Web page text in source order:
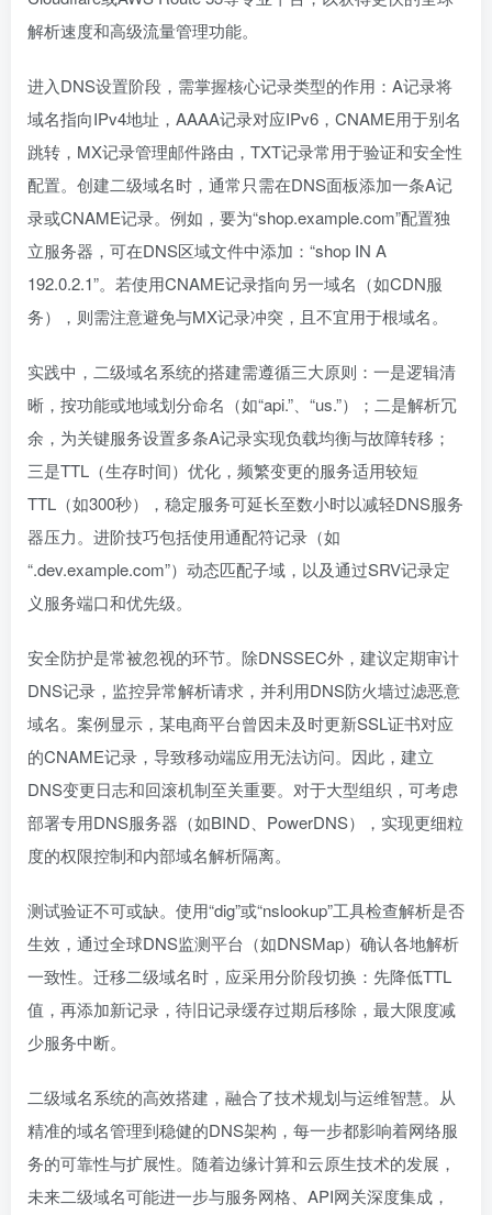
解析速度和高级流量管理功能。
进入DNS设置阶段，需掌握核心记录类型的作用：A记录将
域名指向IPv4地址，AAAA记录对应IPv6，CNAME用于别名
跳转，MX记录管理邮件路由，TXT记录常用于验证和安全性
配置。创建二级域名时，通常只需在DNS面板添加一条A记
录或CNAME记录。例如，要为“shop.example.com”配置独
立服务器，可在DNS区域文件中添加：“shop IN A
192.0.2.1”。若使用CNAME记录指向另一域名（如CDN服
务），则需注意避免与MX记录冲突，且不宜用于根域名。
实践中，二级域名系统的搭建需遵循三大原则：一是逻辑清
晰，按功能或地域划分命名（如“api.”、“us.”）；二是解析冗
余，为关键服务设置多条A记录实现负载均衡与故障转移；
三是TTL（生存时间）优化，频繁变更的服务适用较短
TTL（如300秒），稳定服务可延长至数小时以减轻DNS服务
器压力。进阶技巧包括使用通配符记录（如
“.dev.example.com”）动态匹配子域，以及通过SRV记录定
义服务端口和优先级。
安全防护是常被忽视的环节。除DNSSEC外，建议定期审计
DNS记录，监控异常解析请求，并利用DNS防火墙过滤恶意
域名。案例显示，某电商平台曾因未及时更新SSL证书对应
的CNAME记录，导致移动端应用无法访问。因此，建立
DNS变更日志和回滚机制至关重要。对于大型组织，可考虑
部署专用DNS服务器（如BIND、PowerDNS），实现更细粒
度的权限控制和内部域名解析隔离。
测试验证不可或缺。使用“dig”或“nslookup”工具检查解析是否
生效，通过全球DNS监测平台（如DNSMap）确认各地解析
一致性。迁移二级域名时，应采用分阶段切换：先降低TTL
值，再添加新记录，待旧记录缓存过期后移除，最大限度减
少服务中断。
二级域名系统的高效搭建，融合了技术规划与运维智慧。从
精准的域名管理到稳健的DNS架构，每一步都影响着网络服
务的可靠性与扩展性。随着边缘计算和云原生技术的发展，
未来二级域名可能进一步与服务网格、API网关深度集成，